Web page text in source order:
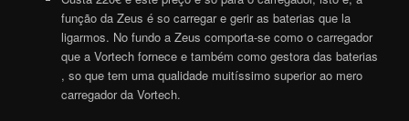
função da Zeus é so carregar e gerir as baterias que la
ligarmos. No fundo a Zeus comporta-se como o carregador
que a Vortechfornece e também como gestora das baterias
, so que tem uma qualidade muitíssimo superior ao mero
carregador da Vortech.